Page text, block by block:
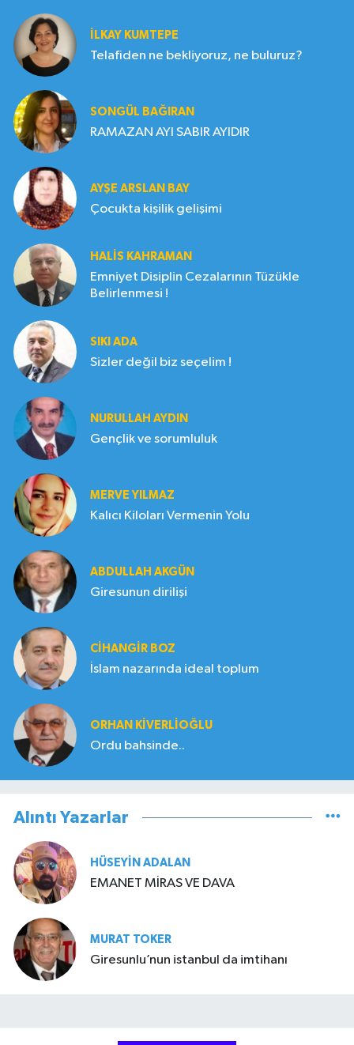
İLKAY KUMTEPE
Telafiden ne bekliyoruz, ne buluruz?
SONGÜL BAĞIRAN
RAMAZAN AYI SABIR AYIDIR
AYŞE ARSLAN BAY
Çocukta kişilik gelişimi
HALIS KAHRAMAN
Emniyet Disiplin Cezalarının Tüzükle
Belirlenmesi !
SIKI ADA
Sizler değil biz seçelim !
NURULLAH AYDIN
Gençlik ve sorumluluk
MERVE YILMAZ
Kalıcı Kiloları Vermenin Yolu
ABDULLAH AKGÜN
Giresunun dirilişi
CIHANGIR BOZ
İslam nazarında ideal toplum
ORHAN KIVERLIOĞLU
Ordu bahsinde..
Alıntı Yazarlar
HÜSEYIN ADALAN
EMANET MİRAS VE DAVA
MURAT TOKER
Giresunlu’nun istanbul da imtihanı